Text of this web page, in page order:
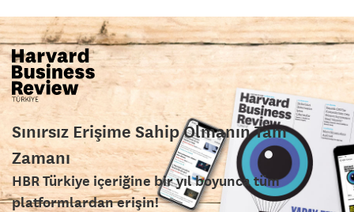
Sınırsız Erişime Sahip Olmanın Tam
Zamanı
HBR Türkiye içeriğine bir yıl boyunca tüm
platformlardan erişin!